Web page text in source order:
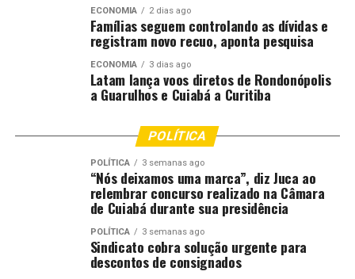
festa da torcida.
Próximos desafios
Data e Horário:19/11 (quarta-feira), às 21h30
(de Brasília)
Local:Vila Belmiro, em Santos (SP)
Adversário:Vitória (34ª rodada do Brasileirão)
ECONOMIA 2 dias ago
Famílias seguem controlando as dívidas e
registram novo recuo, aponta pesquisa
ECONOMIA 3 dias ago
Latam lança voos diretos de Rondonópolis
a Guarulhos e Cuiabá a Curitiba
POLÍTICA
POLÍTICA 3 semanas ago
“Nós deixamos uma marca”, diz Juca ao
relembrar concurso realizado na Câmara
de Cuiabá durante sua presidência
POLÍTICA 3 semanas ago
Sindicato cobra solução urgente para
descontos de consignados